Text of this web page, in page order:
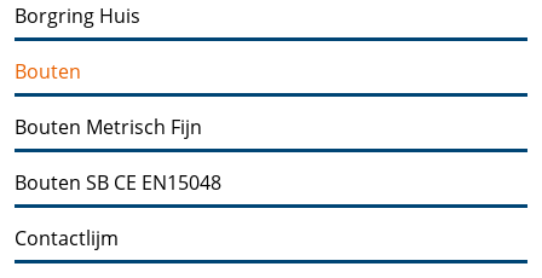
Borgring Huis
Bouten
Bouten Metrisch Fijn
Bouten SB CE EN15048
Contactlijm